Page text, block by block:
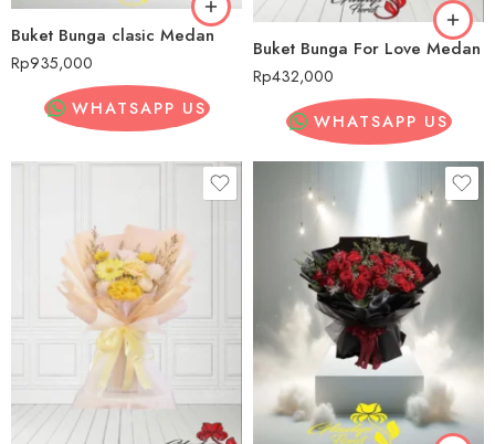
Buket Bunga clasic Medan
Rp935,000
WHATSAPP US
Buket Bunga For Love Medan
Rp432,000
WHATSAPP US